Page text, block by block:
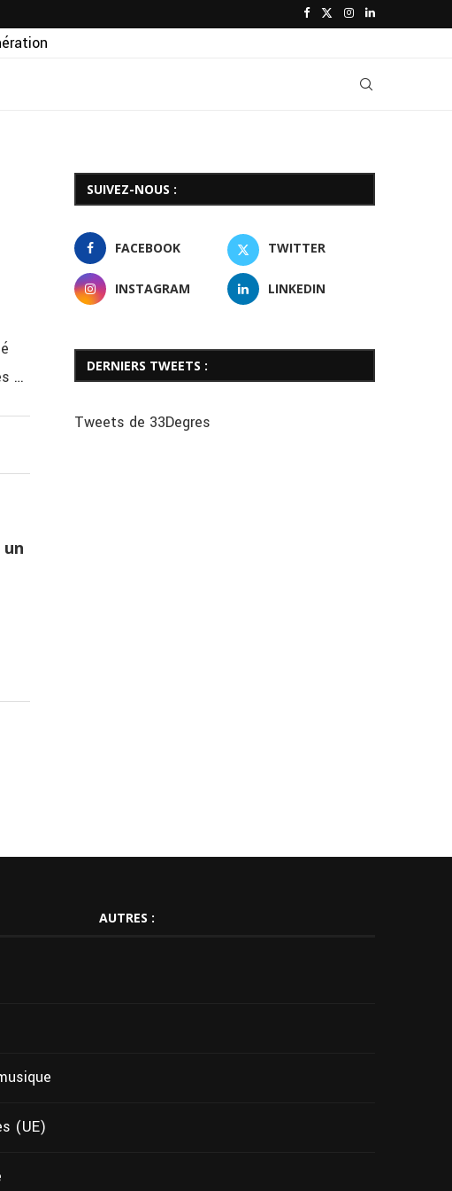
…
SUIVEZ-NOUS :
FACEBOOK TWITTER
INSTAGRAM LINKEDIN
DERNIERS TWEETS :
Tweets de 33Degres
AUTRES :
(UE)